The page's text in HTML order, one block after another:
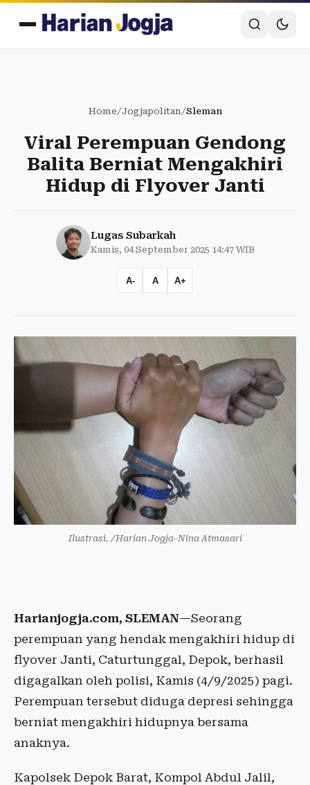
Home/Jogjapolitan/Sleman
Viral Perempuan Gendong
Balita Berniat Mengakhiri
Hidup di Flyover Janti
Lugas Subarkah
Kamis, 04 September 2025 14:47 WIB
A- A A+
Ilustrasi. /Harian Jogja-Nina Atmasari
Harianjogja.com, SLEMAN—Seorang
perempuan yang hendak mengakhiri hidup di
flyover Janti, Caturtunggal, Depok, berhasil
digagalkan oleh polisi, Kamis (4/9/2025) pagi.
Perempuan tersebut diduga depresi sehingga
berniat mengakhiri hidupnya bersama
anaknya.
Kapolsek Depok Barat, Kompol Abdul Jalil,